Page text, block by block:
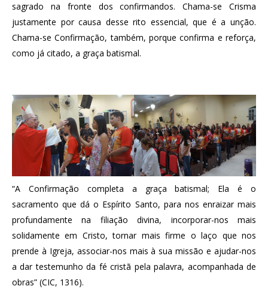
sagrado na fronte dos confirmandos. Chama-se Crisma
justamente por causa desse rito essencial, que é a unção.
Chama-se Confirmação, também, porque confirma e reforça,
como já citado, a graça batismal.
“A Confirmação completa a graça batismal; Ela é o
sacramento que dá o Espírito Santo, para nos enraizar mais
profundamente na filiação divina, incorporar-nos mais
solidamente em Cristo, tornar mais firme o laço que nos
prende à Igreja, associar-nos mais à sua missão e ajudar-nos
a dar testemunho da fé cristã pela palavra, acompanhada de
obras” (CIC, 1316).